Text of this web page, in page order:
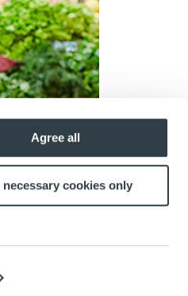
Agree all
necessary cookies only